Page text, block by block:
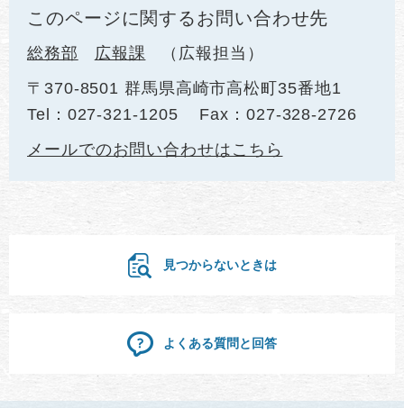
このページに関するお問い合わせ先
総務部 広報課
広報担当
〒370-8501 群馬県高崎市高松町35番地1
Tel：027-321-1205
Fax：027-328-2726
メールでのお問い合わせはこちら
見つからないときは
よくある質問と回答